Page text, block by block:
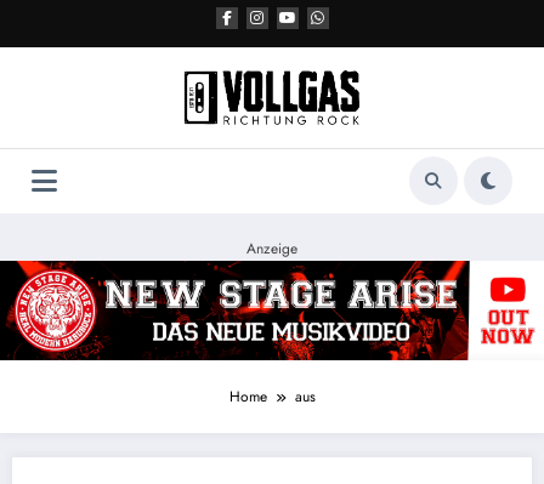
Anzeige
Home aus